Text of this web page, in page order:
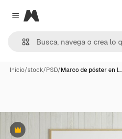
Close menu
Magnific
Inicio/stock/PSD/Marco de póster en l…
Premium